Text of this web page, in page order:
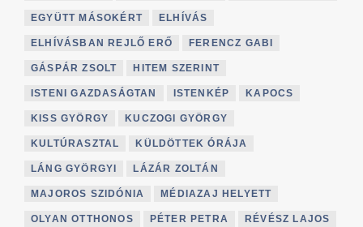
EGYÜTT MÁSOKÉRT ELHÍVÁS
ELHÍVÁSBAN REJLŐ ERŐ FERENCZ GABI
GÁSPÁR ZSOLT HITEM SZERINT
ISTENI GAZDASÁGTAN ISTENKÉP KAPOCS
KISS GYÖRGY KUCZOGI GYÖRGY
KULTÚRASZTAL KÜLDÖTTEK ÓRÁJA
LÁNG GYÖRGYI LÁZÁR ZOLTÁN
MAJOROS SZIDÓNIA MÉDIAZAJ HELYETT
OLYAN OTTHONOS PÉTER PETRA RÉVÉSZ LAJOS